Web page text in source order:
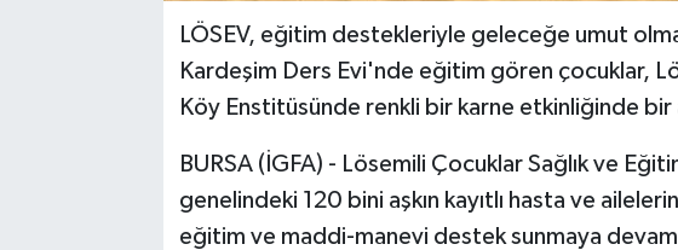
LÖSEV, eğitim destekleriyle geleceğe umut
Kardeşim Ders Evi'nde eğitim gören çocuklar,
Köy Enstitüsünde renkli bir karne etkinliğinde
BURSA (İGFA) - Lösemili Çocuklar Sağlık ve
genelindeki 120 bini aşkın kayıtlı hasta ve
eğitim ve maddi-manevi destek sunmaya